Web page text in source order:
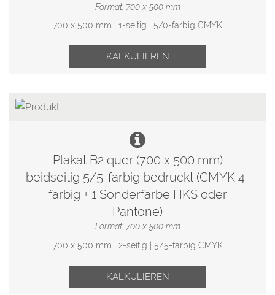
Format: 700 x 500 mm
700 x 500 mm | 1-seitig | 5/0-farbig CMYK
KALKULIEREN
Plakat B2 quer (700 x 500 mm)
beidseitig 5/5-farbig bedruckt (CMYK 4-
farbig + 1 Sonderfarbe HKS oder
Pantone)
Format: 700 x 500 mm
700 x 500 mm | 2-seitig | 5/5-farbig CMYK
KALKULIEREN